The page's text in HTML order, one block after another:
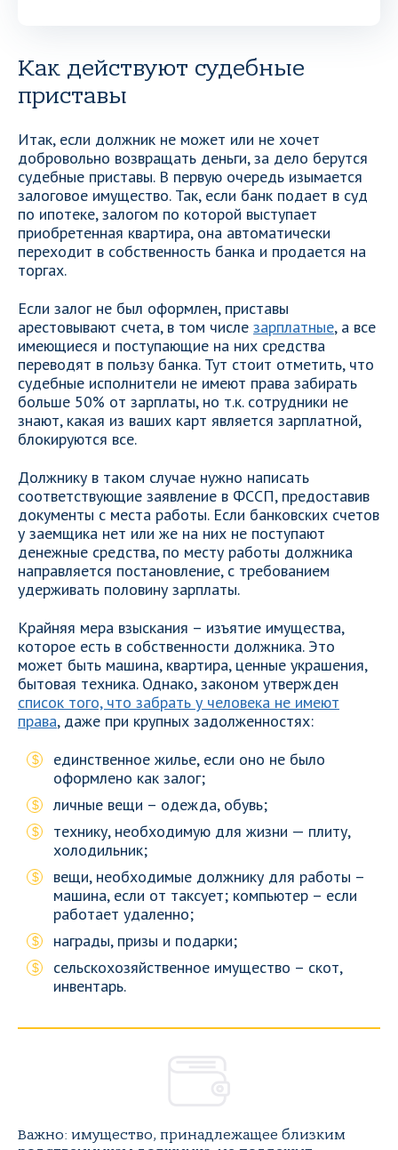
Как действуют судебные
приставы
Итак, если должник не может или не хочет
добровольно возвращать деньги, за дело берутся
судебные приставы. В первую очередь изымается
залоговое имущество. Так, если банк подает в суд
по ипотеке, залогом по которой выступает
приобретенная квартира, она автоматически
переходит в собственность банка и продается на
торгах.
Если залог не был оформлен, приставы
арестовывают счета, в том числе зарплатные, а все
имеющиеся и поступающие на них средства
переводят в пользу банка. Тут стоит отметить, что
судебные исполнители не имеют права забирать
больше 50% от зарплаты, но т.к. сотрудники не
знают, какая из ваших карт является зарплатной,
блокируются все.
Должнику в таком случае нужно написать
соответствующие заявление в ФССП, предоставив
документы с места работы. Если банковских счетов
у заемщика нет или же на них не поступают
денежные средства, по месту работы должника
направляется постановление, с требованием
удерживать половину зарплаты.
Крайняя мера взыскания – изъятие имущества,
которое есть в собственности должника. Это
может быть машина, квартира, ценные украшения,
бытовая техника. Однако, законом утвержден
список того, что забрать у человека не имеют
права, даже при крупных задолженностях:
единственное жилье, если оно не было
оформлено как залог;
личные вещи – одежда, обувь;
технику, необходимую для жизни — плиту,
холодильник;
вещи, необходимые должнику для работы –
машина, если от таксует; компьютер – если
работает удаленно;
награды, призы и подарки;
сельскохозяйственное имущество – скот,
инвентарь.
Важно: имущество, принадлежащее близким